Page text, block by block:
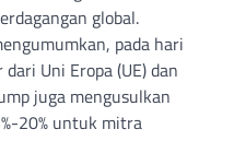
global.
pada hari
Uni Eropa (UE) dan
juga mengusulkan
20% untuk mitra